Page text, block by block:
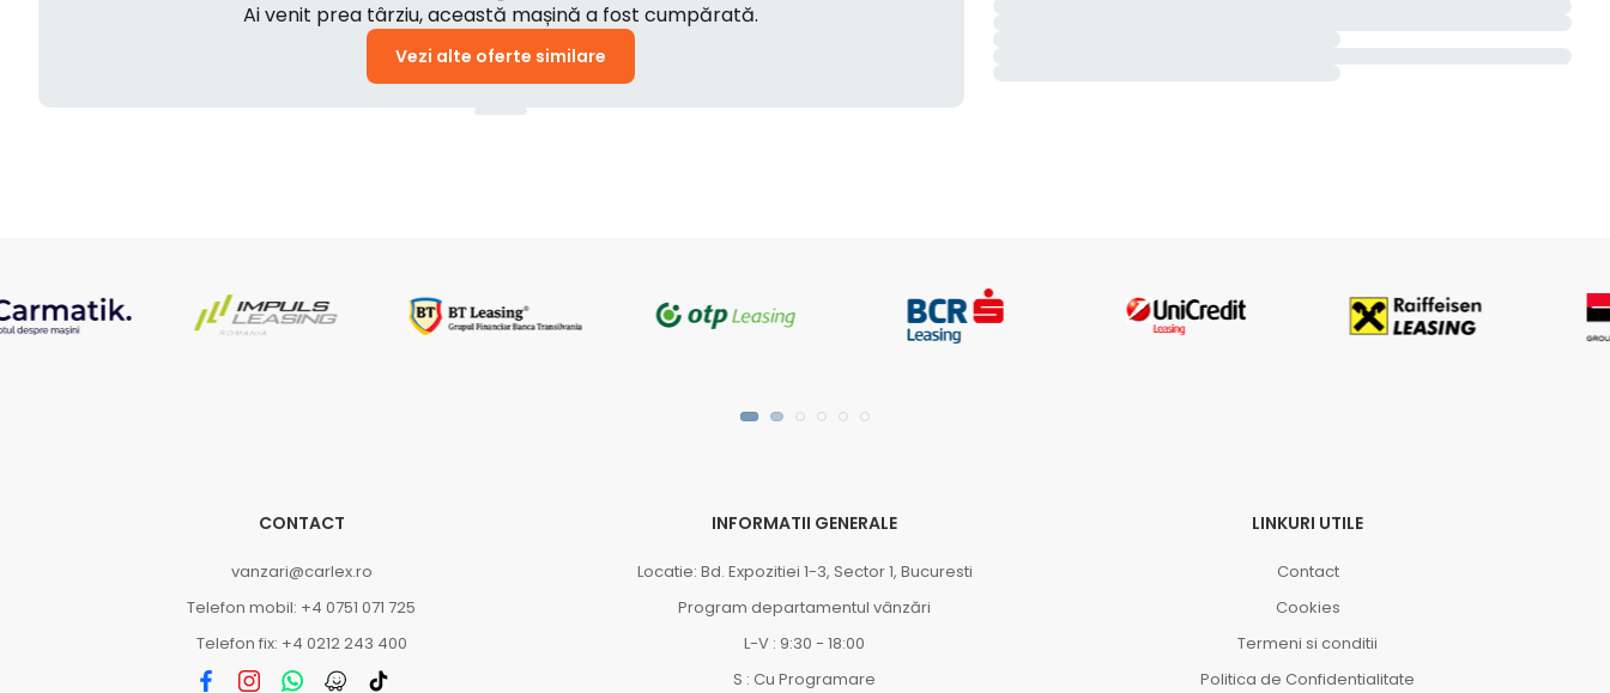
Ai venit prea târziu, această mașină a fost cumpărată.
Vezi alte oferte similare
CONTACT
vanzari@carlex.ro
Telefon mobil: +4 0751 071 725
Telefon fix: +4 0212 243 400
INFORMATII GENERALE
Locatie: Bd. Expozitiei 1-3, Sector 1, Bucuresti
Program departamentul vânzări
L-V : 9:30 - 18:00
S : Cu Programare
LINKURI UTILE
Contact
Cookies
Termeni si conditii
Politica de Confidentialitate